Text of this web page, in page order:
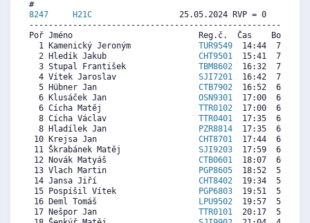
8247
H21C
25.05.2024 RVP = 0     IP
Poř Jméno                          Reg.č.  Čas    Body
  1 Kamenický Jeroným
TUR9549
14:44  7980
  2 Hledík Jakub
CHT9501
15:41  7522
  3 Stupal František
TBM8602
16:32  7113
  4 Vítek Jaroslav
SJI7201
16:42  7032
  5 Hübner Jan
CTB7902
16:52  6952
  6 Klusáček Jan
OSN9301
17:00  6888
  6 Cícha Matěj
TTR0102
17:00  6888
  8 Cícha Václav
TTR0401
17:35  6607
  8 Hladílek Jan
PZR8814
17:35  6607
10 Krejsa Jan CHT8701
17:44  6535
11 Škrabánek Matěj SJI9203
17:59  6414
12 Novák Matyáš CTB0601
18:07  6350
13 Vlach Martin
PGP8605
18:52  5989
14 Jansa Jiří CHT8402
19:34  5652
15 Pospíšil Vítek
PGP6803
19:51  5515
16 Deml Tomáš
LPU9502
19:57  5467
17 Nešpor Jan TTR0101
20:17  5306